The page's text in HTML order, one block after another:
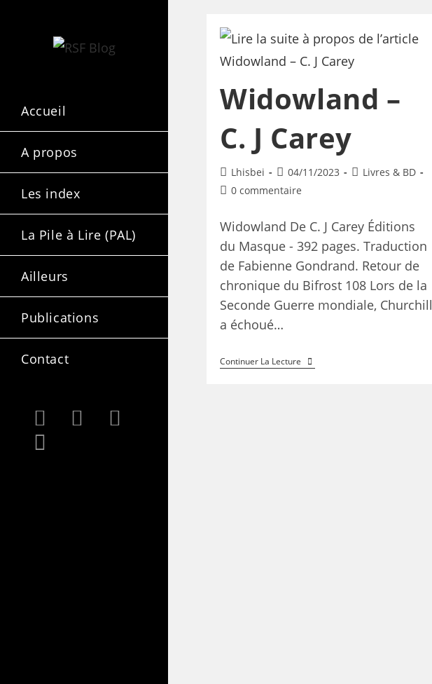
Accueil
A propos
Les index
La Pile à Lire (PAL)
Ailleurs
Publications
Contact
Widowland –
C. J Carey
Lhisbei 04/11/2023
Livres & BD
0 commentaire
Widowland De C. J Carey Éditions
du Masque - 392 pages. Traduction
de Fabienne Gondrand. Retour de
chronique du Bifrost 108 Lors de la
Seconde Guerre mondiale, Churchill
a échoué…
Continuer La Lecture